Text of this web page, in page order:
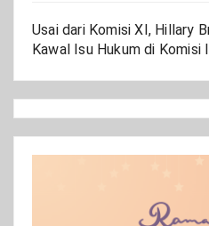
Usai dari Komisi XI, Hillary
Kawal Isu Hukum di Komisi